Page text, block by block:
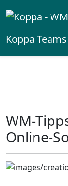
Koppa Teams
WM-
Online-